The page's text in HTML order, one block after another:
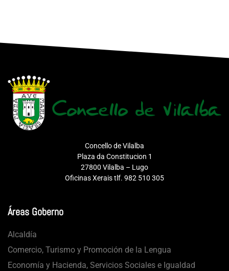
Concello de Vilalba
Plaza da Constitucion 1
27800 Vilalba – Lugo
Oficinas Xerais tlf. 982 510 305
Áreas Goberno
Alcaldía
Comercio, Turismo y Promoción de la Lengua
Economía y Hacienda, Servicios Sociales e Igualdad